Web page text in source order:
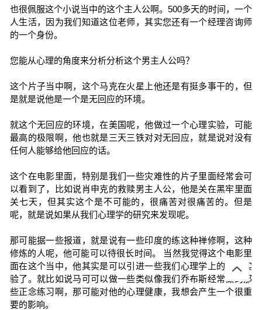
也很佩服这个小说当中的这个主人公啊。500多天的时间，一个
人生活，因为我们知道这位老师，其实您还有一个经理咨询师
的一个身份。
您能从心理的角度来分析分析这个男主人公吗？
这个片子当中啊，这个马克在火星上他还是有挺多事干的，但
是就是说他是一个是无回应的环境。
就这个无回应的环境，在美国呢，他做过一个心理实验，可能
最高的极限啊，他也就是三天三铁对对无回应，就是说对没有
任何人能够给他回应的话。
这个在电影里面，特别是我们一些灾难性的片子里面经常会可
以看到了，比如说肖申克的救赎男主人公，他是关在黑牢里面
关七天，但其实这个是不可能的，很痛苦对很痛苦的。但是
呢，就是说如果从我们心理学的研究来发现呢。
那可能据一些报道，就是说有一些印度的练这种禅修啊，这种
修炼的人呢，他可能可以待很长时间。 当然我觉得这个电影里
面在这个当中，他其实是可以引进一些我们心理学上的一些实
验了。就比如说马可可以做一些类似像我们乔布斯经常做的那
些正念练习啊，那可能对他的心理健康，我想会产生一个很重
要的影响。